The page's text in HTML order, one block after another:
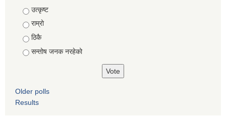
Choices
उत्कृष्ट
राम्रो
ठिकै
सन्तोष जनक नरहेको
Older polls
Results